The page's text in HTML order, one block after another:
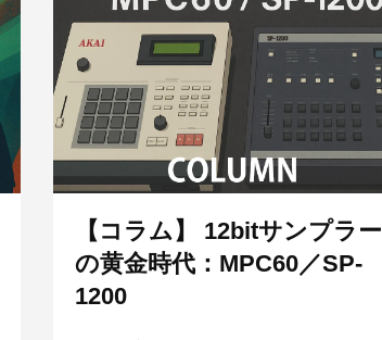
【コラム】 12bitサンプラー
の黄金時代：MPC60／SP-
1200